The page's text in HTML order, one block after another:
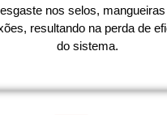
nos selos,
resultando na perda de
do sistema.